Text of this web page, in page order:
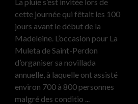
cette journée qui fêtait les 100
jours avant le début de la
Madeleine. L’occasion pour La
Muleta de Saint-Perdon
d’organiser sa novillada
annuelle, à laquelle ont assisté
environ 700 à 800 personnes
malgré des conditio ...